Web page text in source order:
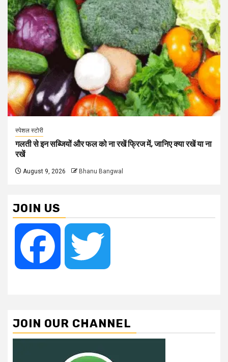
स्पेशल स्टोरी
गलती से इन सब्जियों और फल को ना रखें फ्रिज में, जानिए क्या रखें या ना
रखें
August 9, 2026 Bhanu Bangwal
JOIN US
Facebook
JOIN OUR CHANNEL